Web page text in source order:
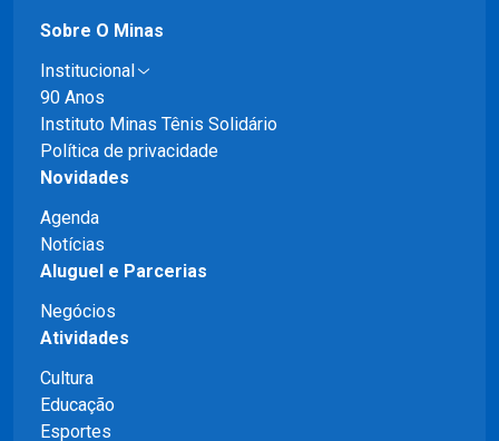
Sobre O Minas
Institucional
90 Anos
Instituto Minas Tênis Solidário
Política de privacidade
Novidades
Agenda
Notícias
Aluguel e Parcerias
Negócios
Atividades
Cultura
Educação
Esportes